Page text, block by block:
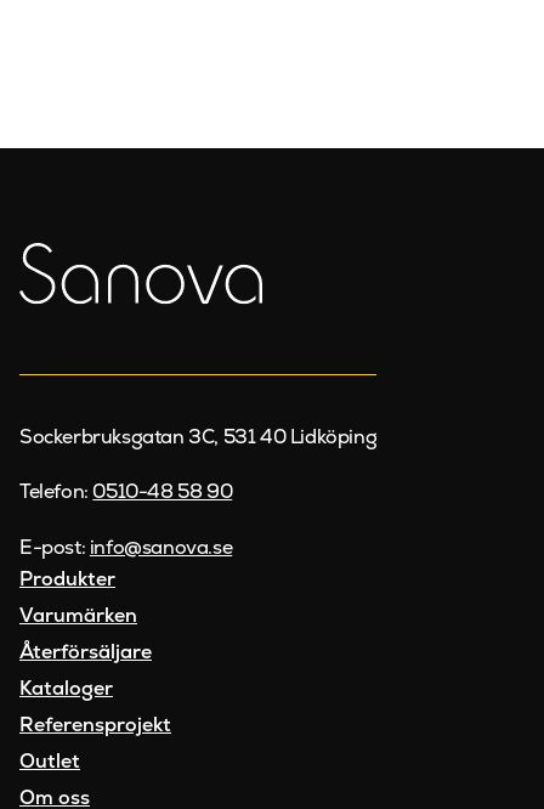
Sockerbruksgatan 3C, 531 40 Lidköping
Telefon: 0510-48 58 90
E-post: info@sanova.se
Produkter
Varumärken
Återförsäljare
Kataloger
Referensprojekt
Outlet
Om oss